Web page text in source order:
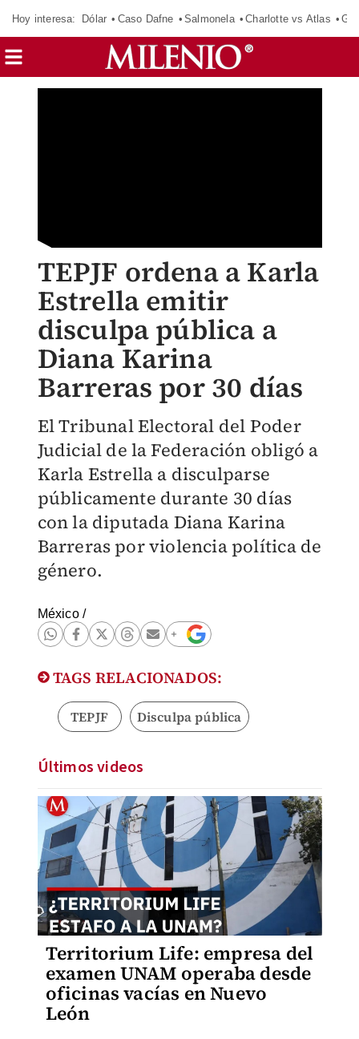
Hoy interesa: Dólar Caso Dafne Salmonela Charlotte vs Atlas
TEPJF ordena a Karla
Estrella emitir
disculpa pública a
Diana Karina
Barreras por 30 días
El Tribunal Electoral del Poder
Judicial de la Federación obligó a
Karla Estrella a disculparse
públicamente durante 30 días
con la diputada Diana Karina
Barreras por violencia política de
género.
México/
TAGS RELACIONADOS:
TEPJF Disculpa pública
Últimos videos
Territorium Life: empresa del
examen UNAM operaba desde
oficinas vacías en Nuevo
León